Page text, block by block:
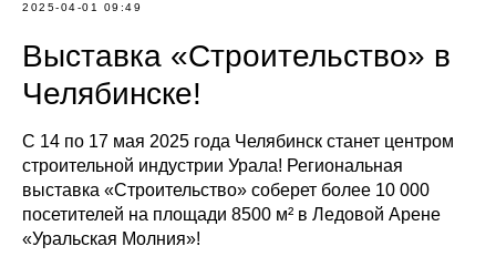
2025-04-01 09:49
Выставка «Строительство» в
Челябинске!
С 14 по 17 мая 2025 года Челябинск станет центром
строительной индустрии Урала! Региональная
выставка «Строительство» соберет более 10 000
посетителей на площади 8500 м² в Ледовой Арене
«Уральская Молния»!